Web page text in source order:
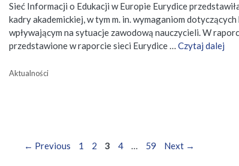
Sieć Informacji o Edukacji w Europie Eurydice
kadry akademickiej, w tym m. in. wymaganiom
wpływającym na sytuacje zawodową nauczycieli. W
przedstawione w raporcie sieci Eurydice … Czytaj dalej
Kategorie
Aktualności
Nawigacja
← Previous Page
1 Page
2 Page
3 Page
4 … Page
59 Next →